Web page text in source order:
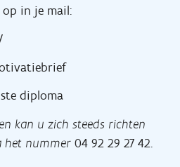
in je mail:
diploma
kan u zich steeds richten
het nummer 04 92 29 27 42.